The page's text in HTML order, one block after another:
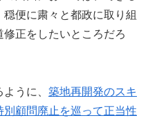
便に粛々と都政に取り組
正をしたいところだろ
うに、 築地再開発のスキ
別顧問廃止を巡って正当性